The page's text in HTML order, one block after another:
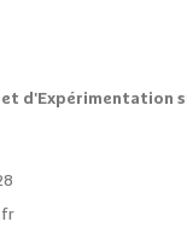
et d'Expérimentation